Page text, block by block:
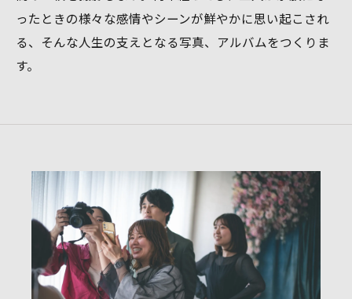
ったときの様々な感情やシーンが鮮やかに思い起こされ
る、そんな人生の支えとなる写真、アルバムをつくりま
す。